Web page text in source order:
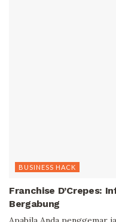
BUSINESS HACK
Franchise D’Crepes:
Bergabung